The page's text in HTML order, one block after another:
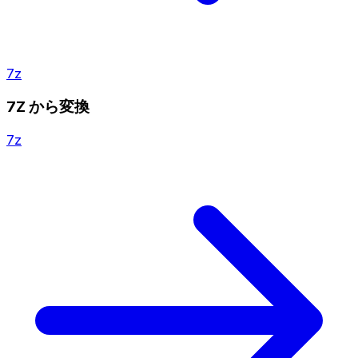
7z
7Z から変換
7z